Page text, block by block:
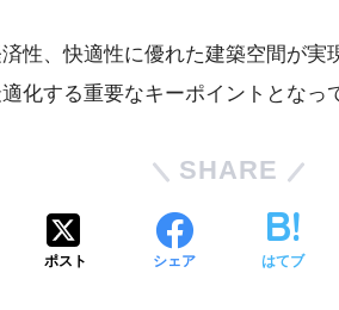
性、快適性に優れた建築空間が
化する重要なキーポイントとなっ
SHARE
ポスト シェア はてブ